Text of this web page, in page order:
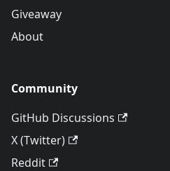
Giveaway
About
Community
GitHub Discussions
X (Twitter)
Reddit